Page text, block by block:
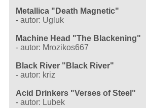
Metallica "Death Magnetic"
-autor: Ugluk
Machine Head "The Blackening"
-autor: Mrozikos667
Black River "Black River"
-autor: kriz
Acid Drinkers "Verses of Steel"
-autor: Lubek